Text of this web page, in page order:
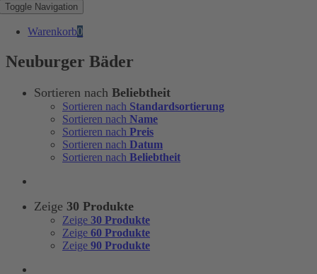
Toggle Navigation
Warenkorb0
Neuburger Bäder
Sortieren nach Beliebtheit
Sortieren nach Standardsortierung
Sortieren nach Name
Sortieren nach Preis
Sortieren nach Datum
Sortieren nach Beliebtheit
Zeige 30 Produkte
Zeige 30 Produkte
Zeige 60 Produkte
Zeige 90 Produkte